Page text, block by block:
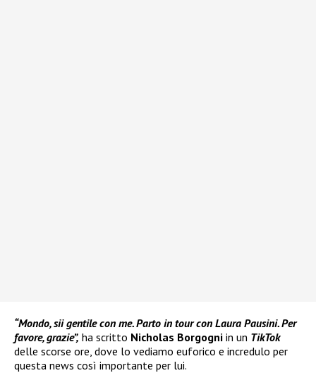
“Mondo, sii gentile con me. Parto in tour con Laura Pausini. Per
favore, grazie”, ha scritto Nicholas Borgogni in un TikTok
delle scorse ore, dove lo vediamo euforico e incredulo per
questa news così importante per lui.